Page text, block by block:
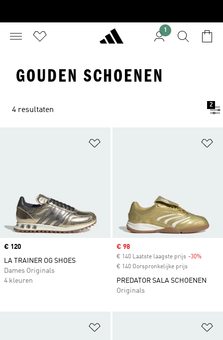
1
GOUDEN SCHOENEN
4 resultaten
2
Price
€ 120
LA TRAINER OG SHOES
Dames Originals
4 kleuren
Sale price
€ 98
€ 140 Laatste laagste prijs -30%
€ 140 Oorspronkelijke prijs
PREDATOR SALA SCHOENEN
Originals